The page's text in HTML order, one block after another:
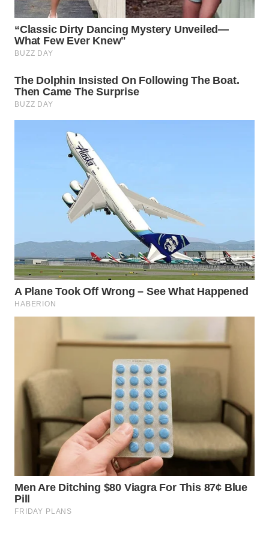
WN
PRIANGAN
TIMUR
SEMARANG
WN
SOLO
WN
SURABAYA
WN
NATUNA
MANDALIKA
WN
WN
LABUANBAJO
WN